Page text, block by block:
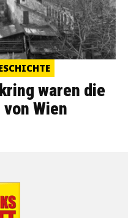
waren die
Wien